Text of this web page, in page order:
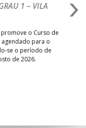
1 – VILA
o Curso de
agendado para o
se o período de
de 2026.